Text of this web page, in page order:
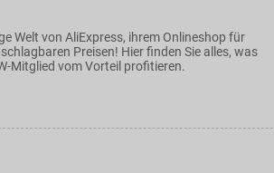
Welt von AliExpress, ihrem Onlineshop für
Preisen! Hier finden Sie alles, was
Mitglied vom Vorteil profitieren.